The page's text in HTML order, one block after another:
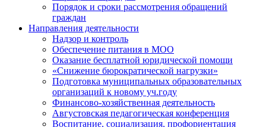
Порядок и сроки рассмотрения обращений
граждан
Направления деятельности
Надзор и контроль
Обеспечение питания в МОО
Оказание бесплатной юридической помощи
«Снижение бюрократической нагрузки»
Подготовка муниципальных образовательных
организаций к новому уч.году
Финансово-хозяйственная деятельность
Августовская педагогическая конференция
Воспитание, социализация, профориентация